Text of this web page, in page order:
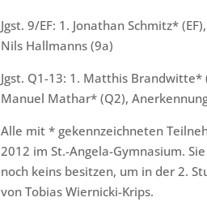
Jgst. 9/EF: 1. Jonathan Schmitz*
Nils Hallmanns (9a)
Jgst. Q1-13: 1. Matthis
Manuel Mathar* (Q2),
Alle mit * gekennzeichneten
2012 im St.-Angela-Gymnasium.
noch keins besitzen, um in der 2.
von Tobias Wiernicki-Krips.